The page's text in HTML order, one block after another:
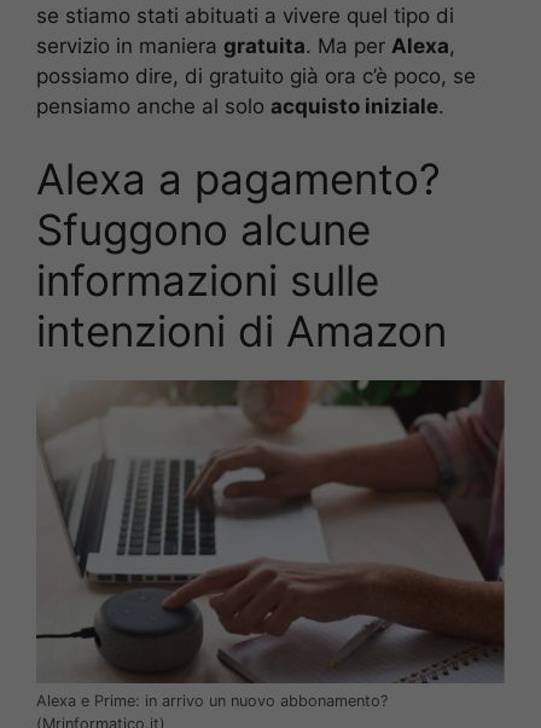
se stiamo stati abituati a vivere quel tipo di
servizio in maniera gratuita. Ma per Alexa,
possiamo dire, di gratuito già ora c’è poco, se
pensiamo anche al solo acquisto iniziale.
Alexa a pagamento?
Sfuggono alcune
informazioni sulle
intenzioni di Amazon
Alexa e Prime: in arrivo un nuovo abbonamento?
(Mrinformatico.it)